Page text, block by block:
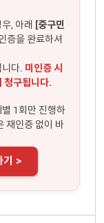
, 아래 [중구민
증을 완료하셔
니다. 미인증 시
청구됩니다.
1회만 진행하
재인증 없이 바
기 >